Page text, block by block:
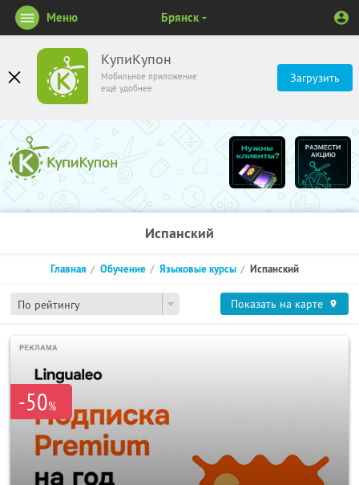
КупиКупон
Мобильное приложение
ещё удобнее
Загрузить
Меню Брянск
Испанский
По рейтингу
Главная Обучение Языковые курсы Испанский
Показать на карте
-50%